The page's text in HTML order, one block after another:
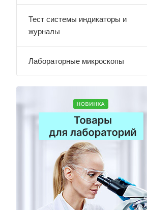
Тест системы индикаторы и
журналы
Лабораторные микроскопы